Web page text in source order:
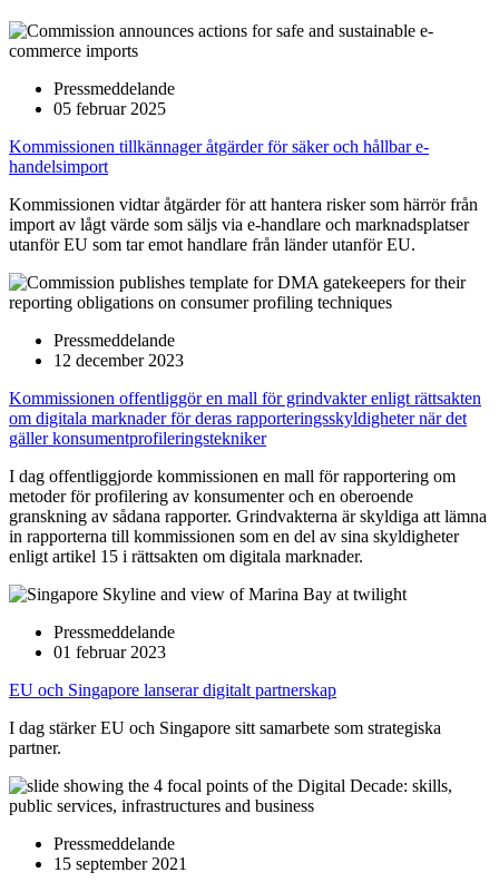
Pressmeddelande
05 februar 2025
Kommissionen tillkännager åtgärder för säker och hållbar e-
handelsimport
Kommissionen vidtar åtgärder för att hantera risker som härrör från
import av lågt värde som säljs via e-handlare och marknadsplatser
utanför EU som tar emot handlare från länder utanför EU.
Pressmeddelande
12 december 2023
Kommissionen offentliggör en mall för grindvakter enligt rättsakten
om digitala marknader för deras rapporteringsskyldigheter när det
gäller konsumentprofileringstekniker
I dag offentliggjorde kommissionen en mall för rapportering om
metoder för profilering av konsumenter och en oberoende
granskning av sådana rapporter. Grindvakterna är skyldiga att lämna
in rapporterna till kommissionen som en del av sina skyldigheter
enligt artikel 15 i rättsakten om digitala marknader.
Pressmeddelande
01 februar 2023
EU och Singapore lanserar digitalt partnerskap
I dag stärker EU och Singapore sitt samarbete som strategiska
partner.
Pressmeddelande
15 september 2021